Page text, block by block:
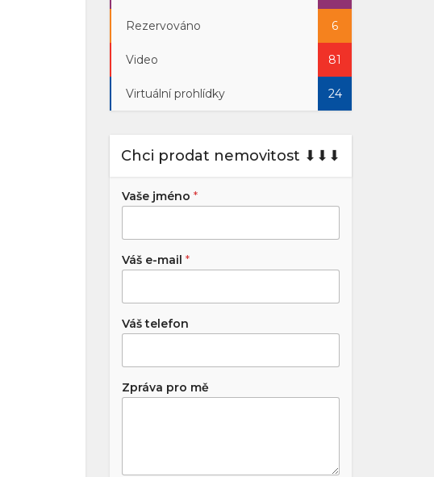
Rezervováno 6
Video 81
Virtuální prohlídky 24
Chci prodat nemovitost ⬇︎⬇︎⬇︎
Vaše jméno *
Váš e-mail *
Váš telefon
Zpráva pro mě